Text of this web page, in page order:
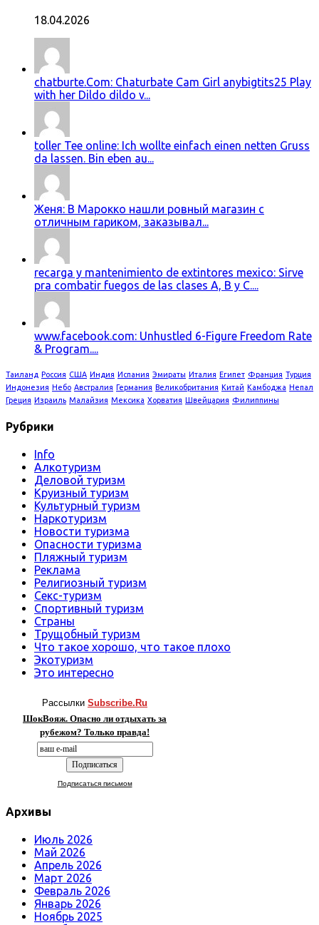
18.04.2026
chatburte.Com: Chaturbate Cam Girl anybigtits25 Play
with her Dildo dildo v...
toller Tee online: Ich wollte einfach einen netten Gruss
da lassen. Bin eben au...
Женя: В Марокко нашли ровный магазин с
отличным гариком, заказывал...
recarga y mantenimiento de extintores mexico: Sirve
pra combatir fuegos de las clases A, B y C....
www.facebook.com: Unhustled 6-Figure Freedom Rate
& Program....
Таиланд Россия США Индия Испания Эмираты Италия Египет Франция Турция
Индонезия Небо Австралия Германия Великобритания Китай Камбоджа Непал
Греция Израиль Малайзия Мексика Хорватия Швейцария Филиппины
Рубрики
Info
Алкотуризм
Деловой туризм
Круизный туризм
Культурный туризм
Наркотуризм
Новости туризма
Опасности туризма
Пляжный туризм
Реклама
Религиозный туризм
Секс-туризм
Спортивный туризм
Страны
Трущобный туризм
Что такое хорошо, что такое плохо
Экотуризм
Это интересно
Рассылки Subscribe.Ru
ШокВояж. Опасно ли отдыхать за
рубежом? Только правда!
Подписаться письмом
Архивы
Июль 2026
Май 2026
Апрель 2026
Март 2026
Февраль 2026
Январь 2026
Ноябрь 2025